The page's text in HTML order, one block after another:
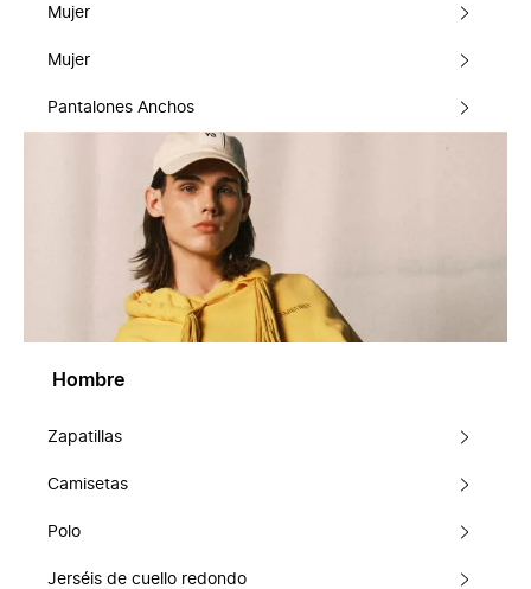
Mujer
Mujer
Pantalones Anchos
Hombre
Zapatillas
Camisetas
Polo
Jerséis de cuello redondo